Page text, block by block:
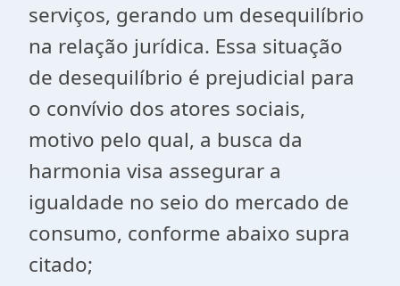
serviços, gerando um desequilíbrio
na relação jurídica. Essa situação
de desequilíbrio é prejudicial para
o convívio dos atores sociais,
motivo pelo qual, a busca da
harmonia visa assegurar a
igualdade no seio do mercado de
consumo, conforme abaixo supra
citado;